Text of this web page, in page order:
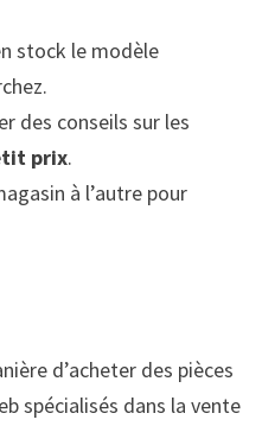
stock le modèle
des conseils sur les
prix.
à l’autre pour
d’acheter des pièces
spécialisés dans la vente